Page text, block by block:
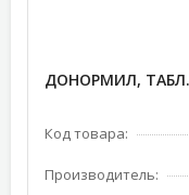
ДОНОРМИЛ,
Код товара:
Производитель: